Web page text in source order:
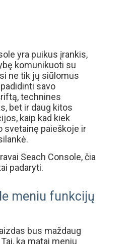
yra puikus įrankis,
komunikuoti su
ne tik jų siūlomus
savo
technines
bet ir daug kitos
kaip kad kiek
svetainę paieškoje ir
Seach Console, čia
padaryti.
meniu funkcijų
bus maždaug
ką matai meniu